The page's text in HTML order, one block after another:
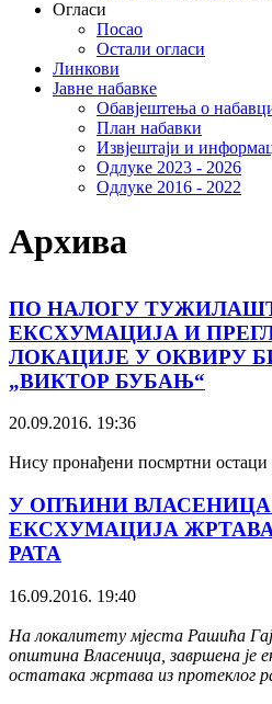
Огласи
Посао
Остали огласи
Линкови
Јавне набавке
Обавјештења о
План набавки
Извјештаји и
Одлуке 2023 - 2026
Одлуке 2016 - 2022
Архива
ПО НАЛОГУ
ЕКСХУМАЦИЈА И
ЛОКАЦИЈЕ У ОКВИРУ
„ВИКТОР БУБАЊ“
20.09.2016. 19:36
Нису пронађени посмртни остаци
У ОПЋИНИ
ЕКСХУМАЦИЈА
РАТА
16.09.2016. 19:40
На локалитету мјеста Рашића
општина Власеница, завршена је
остатака жртава из протеклог